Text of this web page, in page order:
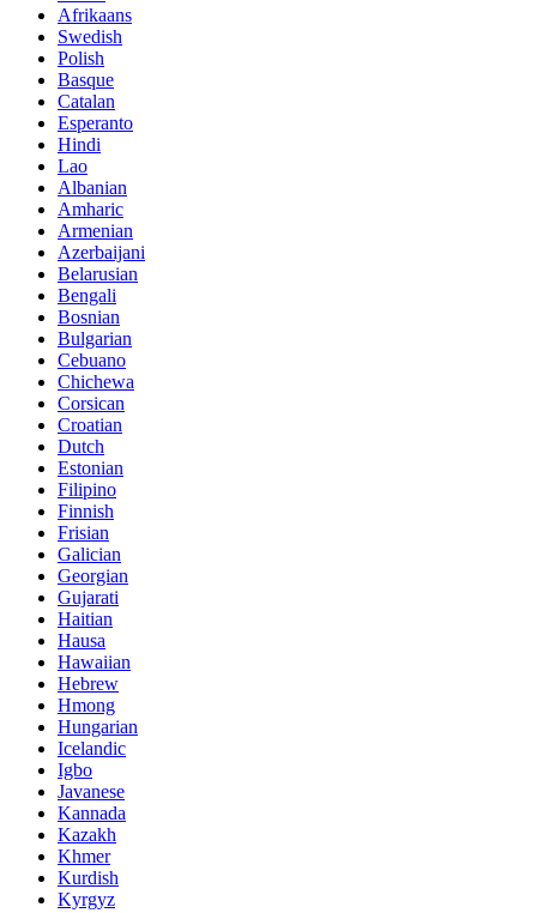
Afrikaans
Swedish
Polish
Basque
Catalan
Esperanto
Hindi
Lao
Albanian
Amharic
Armenian
Azerbaijani
Belarusian
Bengali
Bosnian
Bulgarian
Cebuano
Chichewa
Corsican
Croatian
Dutch
Estonian
Filipino
Finnish
Frisian
Galician
Georgian
Gujarati
Haitian
Hausa
Hawaiian
Hebrew
Hmong
Hungarian
Icelandic
Igbo
Javanese
Kannada
Kazakh
Khmer
Kurdish
Kyrgyz